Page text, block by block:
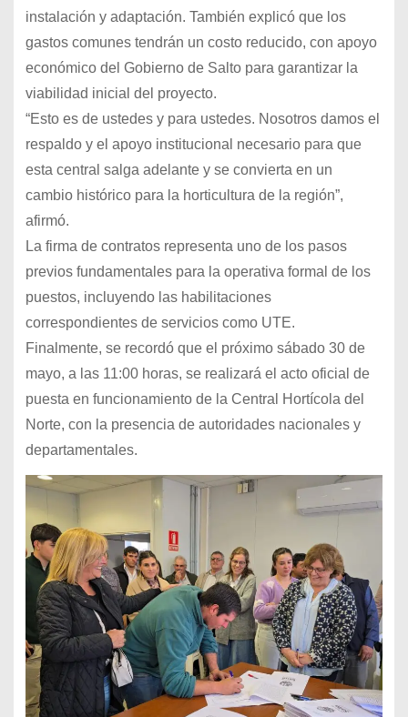
instalación y adaptación. También explicó que los
gastos comunes tendrán un costo reducido, con apoyo
económico del Gobierno de Salto para garantizar la
viabilidad inicial del proyecto.
“Esto es de ustedes y para ustedes. Nosotros damos el
respaldo y el apoyo institucional necesario para que
esta central salga adelante y se convierta en un
cambio histórico para la horticultura de la región”,
afirmó.
La firma de contratos representa uno de los pasos
previos fundamentales para la operativa formal de los
puestos, incluyendo las habilitaciones
correspondientes de servicios como UTE.
Finalmente, se recordó que el próximo sábado 30 de
mayo, a las 11:00 horas, se realizará el acto oficial de
puesta en funcionamiento de la Central Hortícola del
Norte, con la presencia de autoridades nacionales y
departamentales.